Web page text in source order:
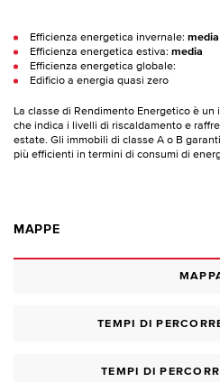
Efficienza energetica invernale: media
Efficienza energetica estiva: media
Efficienza energetica globale:
Edificio a energia quasi zero
La classe di Rendimento Energetico è
che indica i livelli di riscaldamento e
estate. Gli immobili di classe A o B
più efficienti in termini di consumi di
MAPPE
TEMPI DI
TEMPI DI